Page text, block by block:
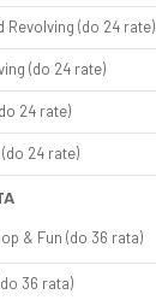
Revolving (do 24 rate)
(do 24 rate)
24 rate)
24 rate)
& Fun (do 36 rata)
36 rata)